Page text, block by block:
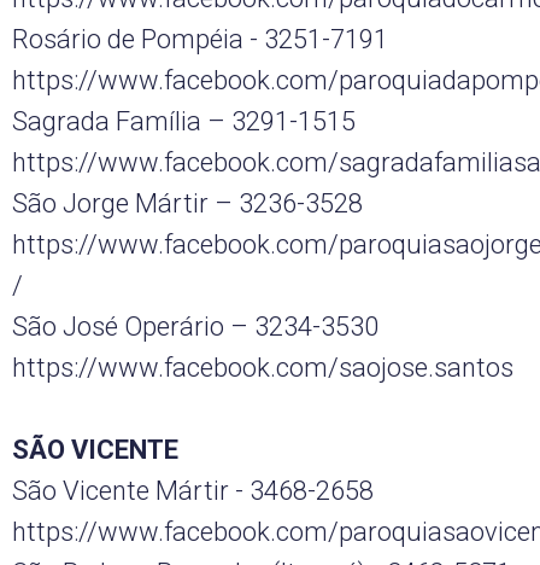
Rosário de Pompéia - 3251-7191
https://www.facebook.com/
Sagrada Família – 3291-1515
https://www.facebook.com/
São Jorge Mártir – 3236-3528
https://www.facebook.com/
/
São José Operário – 3234-3530
https://www.facebook.com/saojose.santos
SÃO VICENTE
São Vicente Mártir - 3468-2658
https://www.facebook.com/